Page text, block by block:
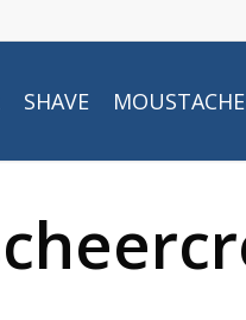
SHAVE MOUSTACHE